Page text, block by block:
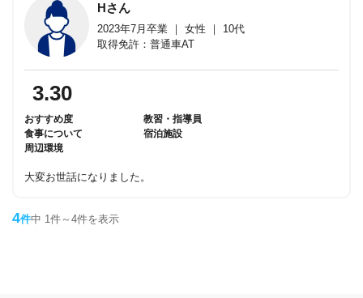
Hさん
2023年7月卒業 ｜ 女性 ｜ 10代
取得免許：普通車AT
3.30
おすすめ度
教習・指導員
食事について
宿泊施設
周辺環境
大変お世話になりました。
4件中 1件～4件を表示